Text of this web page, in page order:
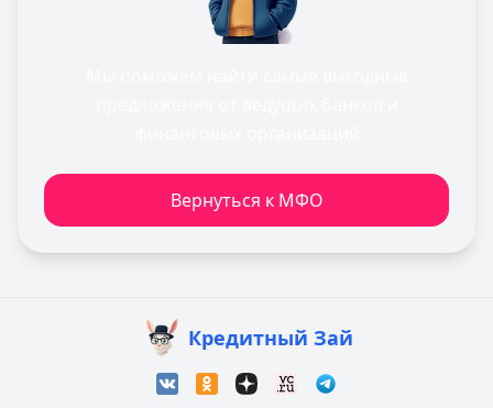
Вернуться к МФО
Кредитный Зай